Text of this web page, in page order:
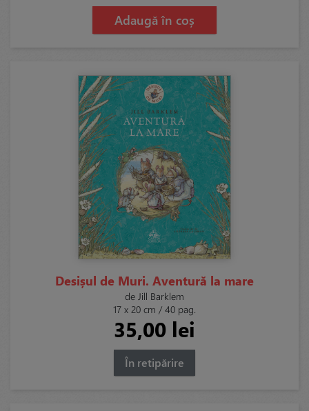
Adaugă în coș
Desișul de Muri. Aventură la mare
de Jill Barklem
17 x 20 cm / 40 pag.
35,00 lei
În retipărire